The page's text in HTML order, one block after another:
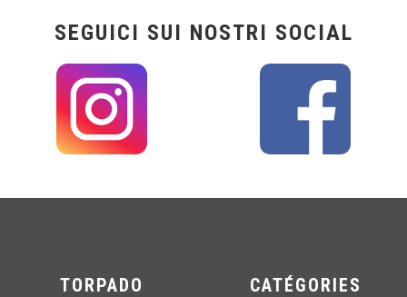
SEGUICI SUI NOSTRI SOCIAL
TORPADO CATÉGORIES